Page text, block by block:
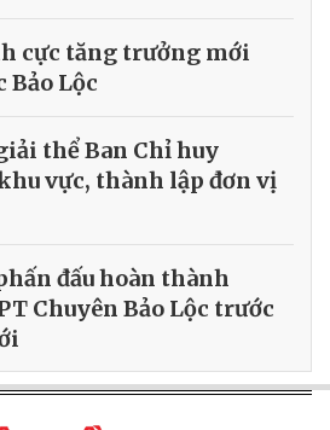
cực tăng trưởng mới
Bảo Lộc
thể Ban Chỉ huy
vực, thành lập đơn vị
đấu hoàn thành
Chuyên Bảo Lộc trước